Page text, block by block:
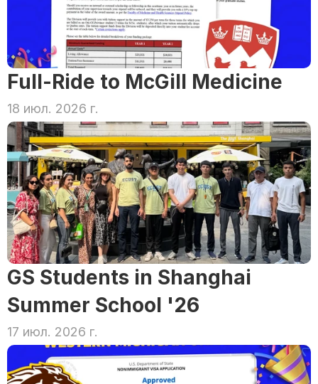
Full-Ride to McGill Medicine
18 июл. 2026 г.
GS Students in Shanghai
Summer School '26
17 июл. 2026 г.